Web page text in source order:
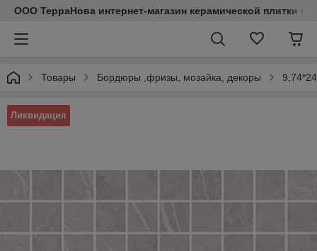
ООО ТерраНова интернет-магазин керамической плитки и
Товары Бордюры ,фризы, мозайка, декоры
Ликвидация